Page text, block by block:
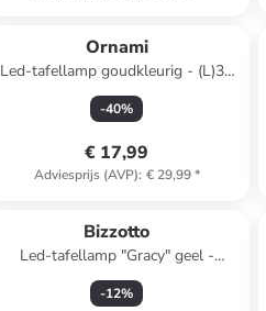
Ornami
Led-tafellamp goudkleurig - (L)37
cm
-40%
€ 17,99
Adviesprijs (AVP): € 29,99*
Bizzotto
Led-tafellamp "Gracy" geel -
(H)14,6 x Ø 10,7 cm
-12%